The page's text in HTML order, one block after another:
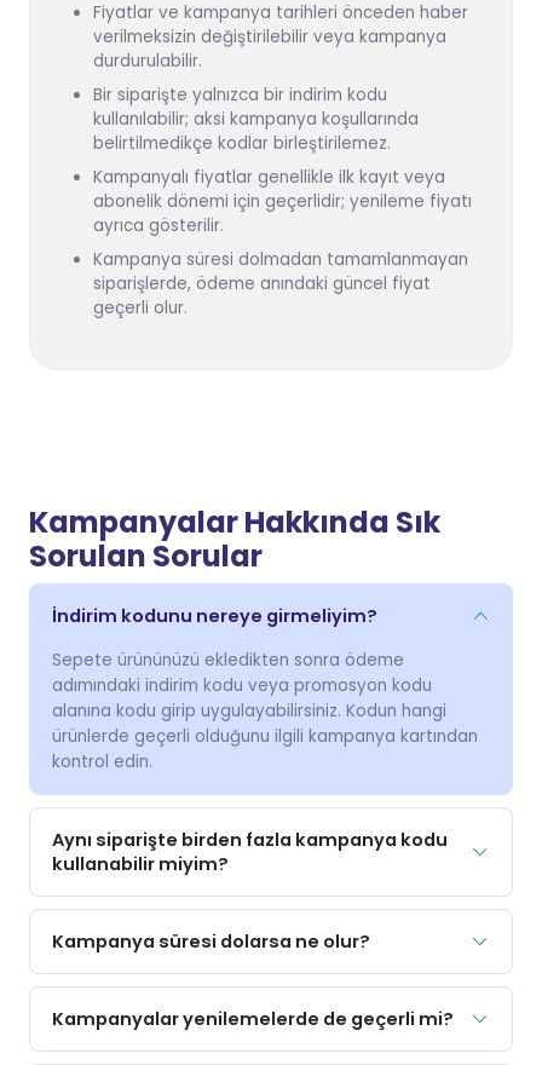
Fiyatlar ve kampanya tarihleri önceden haber
verilmeksizin değiştirilebilir veya kampanya
durdurulabilir.
Bir siparişte yalnızca bir indirim kodu
kullanılabilir; aksi kampanya koşullarında
belirtilmedikçe kodlar birleştirilemez.
Kampanyalı fiyatlar genellikle ilk kayıt veya
abonelik dönemi için geçerlidir; yenileme fiyatı
ayrıca gösterilir.
Kampanya süresi dolmadan tamamlanmayan
siparişlerde, ödeme anındaki güncel fiyat
geçerli olur.
Kampanyalar Hakkında Sık
Sorulan Sorular
İndirim kodunu nereye girmeliyim?
Sepete ürününüzü ekledikten sonra ödeme
adımındaki indirim kodu veya promosyon kodu
alanına kodu girip uygulayabilirsiniz. Kodun hangi
ürünlerde geçerli olduğunu ilgili kampanya kartından
kontrol edin.
Aynı siparişte birden fazla kampanya kodu
kullanabilir miyim?
Kampanya süresi dolarsa ne olur?
Kampanyalar yenilemelerde de geçerli mi?